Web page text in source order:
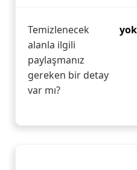
Temizlenecek
alanla ilgili
paylaşmanız
gereken bir detay
var mı?
yok